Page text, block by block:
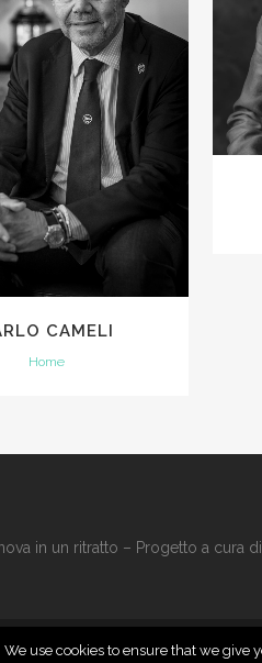
VIEW
CAMELI
Home
in un ritratto – Progetto a cura
We use cookies to ensure that we give